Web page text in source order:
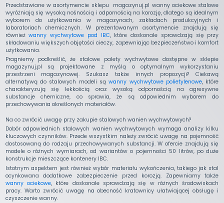
Przedstawiane w asortymencie sklepu magazynuj.pl wanny ociekowe stalowe
wyróżniają się wysoką nośnością i odpornością na korozję, dlatego są idealnym
wyborem do użytkowania w magazynach, zakładach produkcyjnych i
laboratoriach chemicznych. W prezentowanym asortymencie znajdują się
równieżwanny wychwytowe pod IBC, które doskonale sprawdzają się przy
składowaniu większych objętości cieczy, zapewniając bezpieczeństwo i komfort
użytkowania.
Pragniemy podkreślić, że stalowe palety wychwytowe dostępne w sklepie
magazynuj.pl są projektowane z myślą o optymalnym wykorzystaniu
przestrzeni magazynowej. Szukasz także innych propozycji? Ciekawą
alternatywą do stalowych modeli sąwanny wychwytowe polietylenowe, które
charakteryzują się lekkością oraz wysoką odpornością na agresywne
substancje chemiczne, co sprawia, że są odpowiednim wyborem do
przechowywania określonych materiałów.
Na co zwrócić uwagę przy zakupie stalowych wanien wychwytowych?
Dobór odpowiednich stalowych wanien wychwytowych wymaga analizy kilku
kluczowych czynników. Przede wszystkim należy zwrócić uwagę na pojemność
dostosowaną do rodzaju przechowywanych substancji. W ofercie znajdują się
modele o różnych wymiarach, od wariantów o pojemności 50 litrów, po duże
konstrukcje mieszczące kontenery IBC.
Istotnym aspektem jest również wybór materiału wykończenia, takiego jak stal
ocynkowana dodatkowe zabezpieczenie przed korozją. Zapewniamy także
wanny ociekowe, które doskonale sprawdzają się w różnych środowiskach
pracy. Warto zwrócić uwagę na obecność kratownicy ułatwiającej obsługę i
czyszczenie wanny.